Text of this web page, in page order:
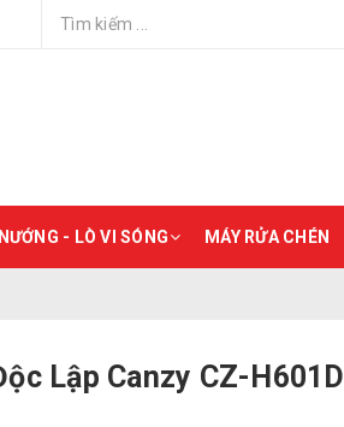
- LÒ VI SÓNG MÁY RỬA CHÉN
Lập Canzy CZ-H601DI